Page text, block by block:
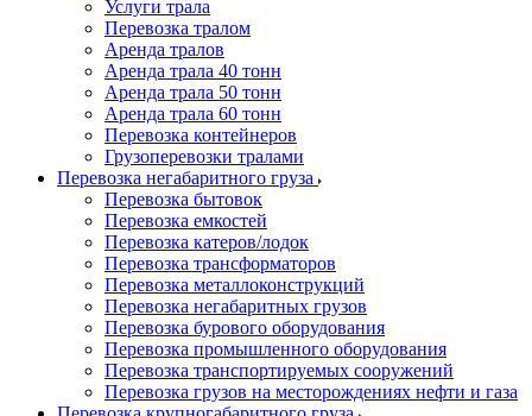
Услуги трала
Перевозка тралом
Аренда тралов
Аренда трала 40 тонн
Аренда трала 50 тонн
Аренда трала 60 тонн
Перевозка контейнеров
Грузоперевозки тралами
Перевозка негабаритного груза
Перевозка бытовок
Перевозка емкостей
Перевозка катеров/лодок
Перевозка трансформаторов
Перевозка металлоконструкций
Перевозка негабаритных грузов
Перевозка бурового оборудования
Перевозка промышленного оборудования
Перевозка транспортируемых сооружений
Перевозка грузов на месторождениях нефти и газа